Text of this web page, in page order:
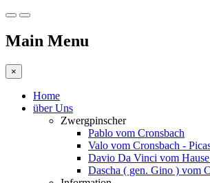
Main Menu
×
Home
über Uns
Zwergpinscher
Pablo vom Cronsbach
Valo vom Cronsbach -
Davio Da Vinci vom
Dascha ( gen. Gino ) vom